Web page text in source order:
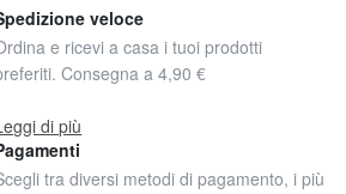
veloce
e ricevi a casa i tuoi prodotti
Consegna a 4,90 €
di più
tra diversi metodi di pagamento, i più